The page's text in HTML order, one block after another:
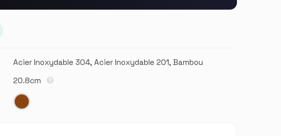
Acier Inoxydable 304, Acier Inoxydable 201, Bambou
20.8cm